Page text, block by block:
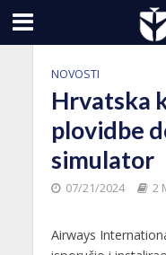
NOVOSTI
Hrvatska
plovidbe
simulator
07/21/2024 2
Airways